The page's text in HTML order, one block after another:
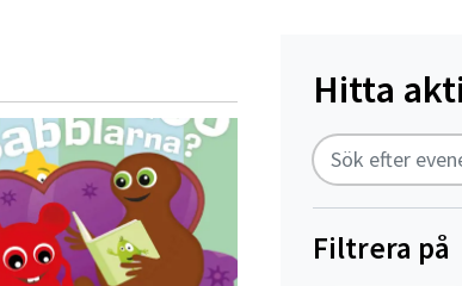
Hitta
Fritextsök
Filtrera på